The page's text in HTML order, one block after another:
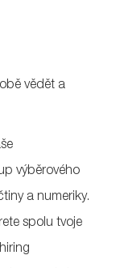
vědět a
výběrového
a numeriky.
spolu tvoje